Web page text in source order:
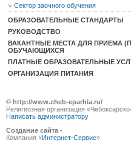
Сектор заочного обучения
ОБРАЗОВАТЕЛЬНЫЕ СТАНДАРТЫ
РУКОВОДСТВО
ВАКАНТНЫЕ МЕСТА ДЛЯ ПРИЕМА
ОБУЧАЮЩИХСЯ
ПЛАТНЫЕ ОБРАЗОВАТЕЛЬНЫЕ
ОРГАНИЗАЦИЯ ПИТАНИЯ
© http://www.cheb-eparhia.ru/
Религиозная организация
Написать администратору
Создание сайта -
Компания «Интернет-Сервис»